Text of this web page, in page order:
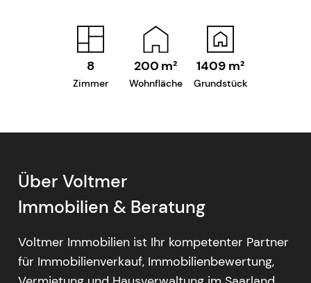
8
Zimmer
200 m²
Wohnfläche
1409 m²
Grundstück
Über Voltmer
Immobilien & Beratung
Voltmer Immobilien ist Ihr kompetenter Partner
für Immobilienverkauf, Immobilienbewertung,